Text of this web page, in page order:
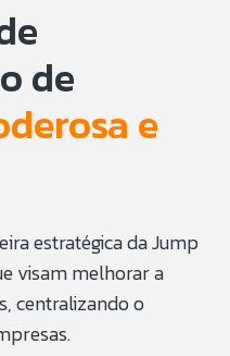
de
e
estratégica da Jump
visam melhorar a
centralizando o